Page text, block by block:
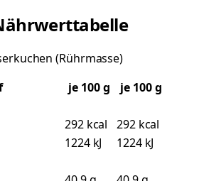
(Rührmasse)
je 100g
je 100 g
292 kcal
292 kcal
1224 kJ
1224 kJ